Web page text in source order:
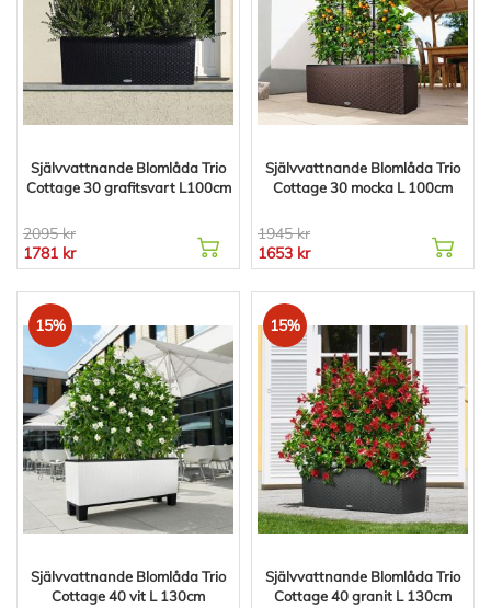
Självvattnande Blomlåda Trio
Cottage 30 grafitsvart L100cm
2095 kr
1781 kr
Självvattnande Blomlåda Trio
Cottage 30 mocka L 100cm
1945 kr
1653 kr
15%
Självvattnande Blomlåda Trio
Cottage 40 vit L 130cm
15%
Självvattnande Blomlåda Trio
Cottage 40 granit L 130cm